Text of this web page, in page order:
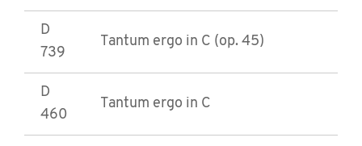
D
739
Tantum ergo in C (op. 45)
D
460
Tantum ergo in C